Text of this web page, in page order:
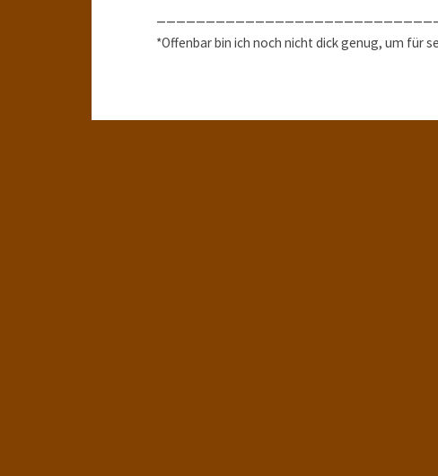
*Offenbar bin ich noch nicht dick genug, um für